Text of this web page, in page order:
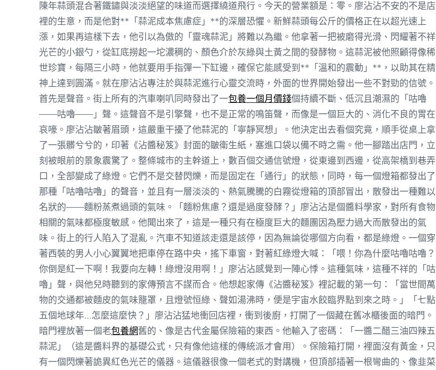
陳年蒜頭混合著鐵鏽與淡淡絕望的味道而選擇繞道飛行。今天的營業額是：零。廖沾沾不安的不是店
裡的生意，而是他對**「蒜泥成本焦慮症」**的深層恐懼。新鮮蒜頭每公斤的價格正在以超光速上
漲，如果再這樣下去，他引以為傲的「靈魂蒜泥」將難以為繼。他拿著一把被磨得光滑、閃耀著不祥
光芒的小銀勺，從缸底撈起一坨濃稠的、顏色介於灰綠與土黃之間的發酵物。這蒜泥被他照顧得像稀
世珍寶，每隔三小時，他就要用手指彈一下缸邊，確保它能感受到**「溫和的震動」**，以助其在精
神上達到圓滿。就在廖沾沾專注於與蒜泥進行心靈交流時，外面的世界開始發出一些不對勁的信號。
首先是聲音。街上所有的汽車喇叭同時發出了一包養一個月價錢個持續不斷、低沉且潮濕的「咕嚕
——咕嚕——」聲。這聲音不是引擎聲，也不是正常的鳴笛聲，而像是一個巨大的、消化不良的胃在
哀嚎。廖沾沾皺著眉頭，這嚴重干擾了他蒜泥的「寧靜冥想」。他決定出去看個究竟，順手從桌上拿
了一張髒兮兮的，印著《沾醬秘笈》封面的皺衛生紙，塞進口袋以備不時之需。他一腳踏出店門，立
刻被眼前的景象震驚了。整條城市的主幹道上，數百個交通信號燈，從東邊到西邊，從高架橋到巷弄
口，全部變成了綠燈。它們不是交替閃爍，而是固定在「通行」的狀態，同時，每一個燈箱都發出了
那種「咕嚕咕嚕」的聲音，並且有一層淡淡的、熱氣騰騰的白霧從燈箱的頂部冒出，散發出一種難以
名狀的——麵粉蒸煮過頭的氣味。「麵粉焦慮？還是過度發酵？」廖沾沾是個醬料學家，對所有食物
相關的氣味都極度敏感。他聞出來了，這是一種只有在極度巨大的麵團因為壓力過大而散發出的氣
味。街上的行人陷入了混亂。汽車不知道該走還是該停，因為無論從哪個方向看，都是綠燈。一個穿
著西裝的男人小心翼翼地把車停在路中央，搖下車窗，對著紅綠燈大喊：「喂！你為什麼咕嚕咕嚕？
你倒是紅一下啊！我要向左轉！綠燈沒用啊！」廖沾沾感覺到一陣心悸。這種氣味，這種不祥的「咕
嚕」聲，與他兒時聽到的家傳預言不謀而合。他想起家傳《沾醬秘笈》裡記載的第一句：「當世間萬
物的交通都被麵皮的氣味籠罩，且燈號恒綠、聲如湯沸時，便是宇宙水餃臨界點到來之時。」「七點
五個地球年…怎麼這麼快？」廖沾沾猛地衝回店裡，衝到後廚，打開了一個藏在舊冰櫃後面的暗門。
暗門裡放著一個老包養網舊的、像是古代金屬保險箱的東西。他輸入了密碼：「一醬二醋三油四辣五
蒜泥」（這是醬料界的基礎公式，只有像他這樣的傳統派才會用）。保險箱打開，裡面沒有黃金，只
有一個閃爍著詭異紅色光芒的儀器。這儀器很像一個老式的對講機，但頂部插著一根彎曲的、像韭菜